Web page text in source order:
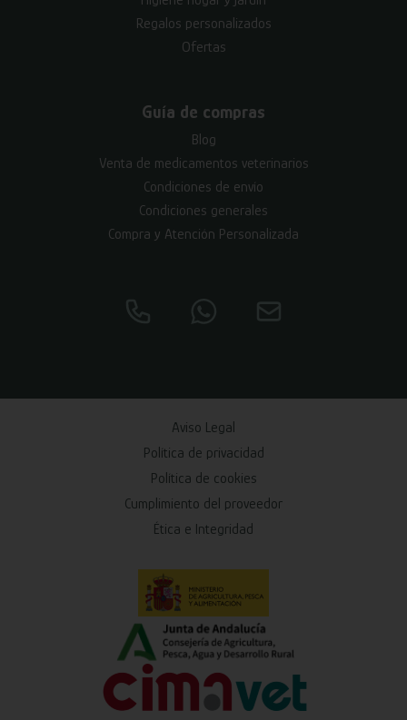
Regalos personalizados
Ofertas
Guía de compras
Blog
Venta de medicamentos veterinarios
Condiciones de envío
Condiciones generales
Compra y Atención Personalizada
Aviso Legal
Política de privacidad
Política de cookies
Cumplimiento del proveedor
Ética e Integridad